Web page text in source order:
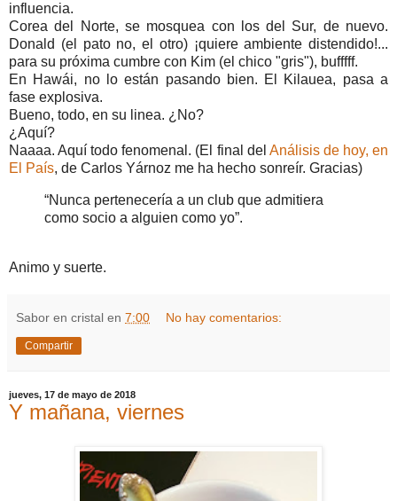
influencia.
Corea del Norte, se mosquea con los del Sur, de nuevo.
Donald (el pato no, el otro) ¡quiere ambiente distendido!...
para su próxima cumbre con Kim (el chico "gris"), bufffff.
En Hawái, no lo están pasando bien. El Kilauea, pasa a
fase explosiva.
Bueno, todo, en su linea. ¿No?
¿Aquí?
Naaaa. Aquí todo fenomenal. (El final del Análisis de hoy, en
El País, de Carlos Yárnoz me ha hecho sonreír. Gracias)
“Nunca pertenecería a un club que admitiera
como socio a alguien como yo”.
Animo y suerte.
Sabor en cristal en 7:00 No hay comentarios:
Compartir
jueves, 17 de mayo de 2018
Y mañana, viernes